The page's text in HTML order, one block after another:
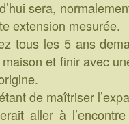
sera,
extension mesurée.
tous les 5 ans
et finir avec
de maîtriser
aller à